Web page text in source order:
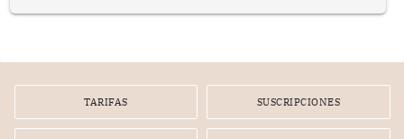
por la frustrada realización de un meet and greet con
TARIFAS SUSCRIPCIONES